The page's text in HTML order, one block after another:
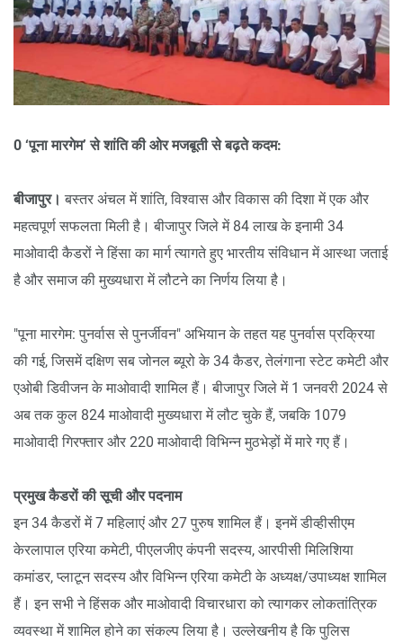
0 ‘पूना मारगेम’ से शांति की ओर मजबूती से बढ़ते कदम:
बीजापुर। बस्तर अंचल में शांति, विश्वास और विकास की दिशा में एक और
महत्वपूर्ण सफलता मिली है। बीजापुर जिले में 84 लाख के इनामी 34
माओवादी कैडरों ने हिंसा का मार्ग त्यागते हुए भारतीय संविधान में आस्था जताई
है और समाज की मुख्यधारा में लौटने का निर्णय लिया है।
"पूना मारगेम: पुनर्वास से पुनर्जीवन" अभियान के तहत यह पुनर्वास प्रक्रिया
की गई, जिसमें दक्षिण सब जोनल ब्यूरो के 34 कैडर, तेलंगाना स्टेट कमेटी और
एओबी डिवीजन के माओवादी शामिल हैं। बीजापुर जिले में 1 जनवरी 2024 से
अब तक कुल 824 माओवादी मुख्यधारा में लौट चुके हैं, जबकि 1079
माओवादी गिरफ्तार और 220 माओवादी विभिन्न मुठभेड़ों में मारे गए हैं।
प्रमुख कैडरों की सूची और पदनाम
इन 34 कैडरों में 7 महिलाएं और 27 पुरुष शामिल हैं। इनमें डीव्हीसीएम
केरलापाल एरिया कमेटी, पीएलजीए कंपनी सदस्य, आरपीसी मिलिशिया
कमांडर, प्लाटून सदस्य और विभिन्न एरिया कमेटी के अध्यक्ष/उपाध्यक्ष शामिल
हैं। इन सभी ने हिंसक और माओवादी विचारधारा को त्यागकर लोकतांत्रिक
व्यवस्था में शामिल होने का संकल्प लिया है। उल्लेखनीय है कि पुलिस